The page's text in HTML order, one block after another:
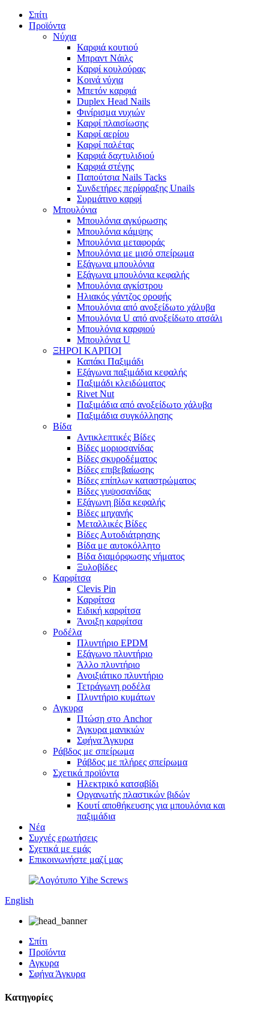
Σπίτι
Προϊόντα
Νύχια
Καρφιά κουτιού
Μπραντ Νάιλς
Καρφί κουλούρας
Κοινά νύχια
Μπετόν καρφιά
Duplex Head Nails
Φινίρισμα νυχιών
Καρφί πλαισίωσης
Καρφί αερίου
Καρφί παλέτας
Καρφιά δαχτυλιδιού
Καρφιά στέγης
Παπούτσια Nails Tacks
Συνδετήρες περίφραξης Unails
Συρμάτινο καρφί
Μπουλόνια
Μπουλόνια αγκύρωσης
Μπουλόνια κάμψης
Μπουλόνια μεταφοράς
Μπουλόνια με μισό σπείρωμα
Εξάγωνα μπουλόνια
Εξάγωνα μπουλόνια κεφαλής
Μπουλόνια αγκίστρου
Ηλιακός γάντζος οροφής
Μπουλόνια από ανοξείδωτο χάλυβα
Μπουλόνια U από ανοξείδωτο ατσάλι
Μπουλόνια καρφιού
Μπουλόνια U
ΞΗΡΟΙ ΚΑΡΠΟΙ
Καπάκι Παξιμάδι
Εξάγωνα παξιμάδια κεφαλής
Παξιμάδι κλειδώματος
Rivet Nut
Παξιμάδια από ανοξείδωτο χάλυβα
Παξιμάδια συγκόλλησης
Βίδα
Αντικλεπτικές Βίδες
Βίδες μοριοσανίδας
Βίδες σκυροδέματος
Βίδες επιβεβαίωσης
Βίδες επίπλων καταστρώματος
Βίδες γυψοσανίδας
Εξάγωνη βίδα κεφαλής
Βίδες μηχανής
Μεταλλικές Βίδες
Βίδες Αυτοδιάτρησης
Βίδα με αυτοκόλλητο
Βίδα διαμόρφωσης νήματος
Ξυλοβίδες
Καρφίτσα
Clevis Pin
Καρφίτσα
Ειδική καρφίτσα
Άνοιξη καρφίτσα
Ροδέλα
Πλυντήριο EPDM
Εξάγωνο πλυντήριο
Άλλο πλυντήριο
Ανοιξιάτικο πλυντήριο
Τετράγωνη ροδέλα
Πλυντήριο κυμάτων
Αγκυρα
Πτώση στο Anchor
Άγκυρα μανικιών
Σφήνα Άγκυρα
Ράβδος με σπείρωμα
Ράβδος με πλήρες σπείρωμα
Σχετικά προϊόντα
Ηλεκτρικό κατσαβίδι
Οργανωτής πλαστικών βιδών
Κουτί αποθήκευσης για μπουλόνια και
παξιμάδια
Νέα
Συχνές ερωτήσεις
Σχετικά με εμάς
Επικοινωνήστε μαζί μας
English
Σπίτι
Προϊόντα
Αγκυρα
Σφήνα Άγκυρα
Κατηγορίες